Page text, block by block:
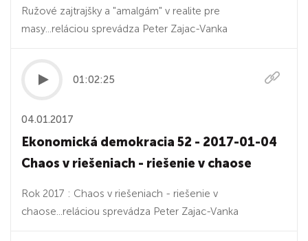
Ružové zajtrajšky a "amalgám" v realite pre
masy...reláciou sprevádza Peter Zajac-Vanka
01:02:25
04.01.2017
Ekonomická demokracia 52 - 2017-01-04
Chaos v riešeniach - riešenie v chaose
Rok 2017 : Chaos v riešeniach - riešenie v
chaose...reláciou sprevádza Peter Zajac-Vanka